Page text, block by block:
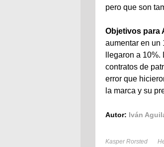
pero que son
Objetivos para
aumentar en un
llegaron a
contratos de
error que
la marca y su
Autor: Iván
Kasper Rorsted